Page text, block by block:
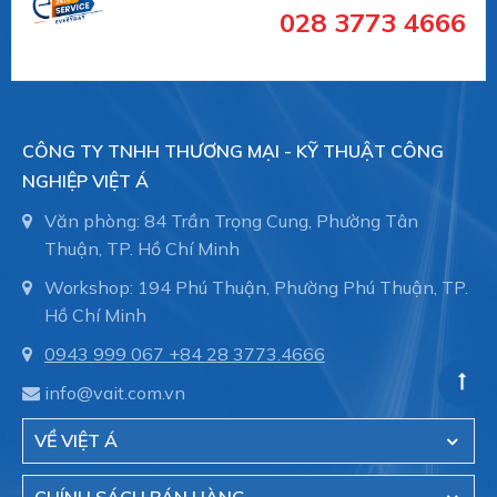
Germany tại Việt Nam
hóa. Hỗ trợ nhiều mảng khác nhau:
Suction Cups for Food
Suction Cups for Handling Sheet Metal
Suction Cups for Packaging
Suction Cups for the Electronics Industry
028 3773 4666
CÔNG TY TNHH THƯƠNG MẠI - KỸ THUẬT CÔNG
NGHIỆP VIỆT Á
Văn phòng: 84 Trần Trọng Cung, Phường Tân
Thuận, TP. Hồ Chí Minh
Workshop: 194 Phú Thuận, Phường Phú Thuận, TP.
Hồ Chí Minh
0943 999 067 +84 28 3773.4666
info@vait.com.vn
VỀ VIỆT Á